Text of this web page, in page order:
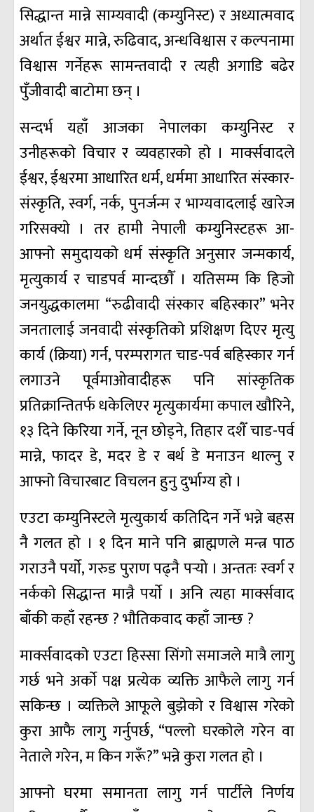
सिद्धान्त मान्ने साम्यवादी (कम्युनिस्ट) र अध्यात्मवाद
अर्थात ईश्वर मान्ने, रुढिवाद, अन्धविश्वास र कल्पनामा
विश्वास गर्नेहरू सामन्तवादी र त्यही अगाडि बढेर
पुँजीवादी बाटाेमा छन् ।
सन्दर्भ यहाँ आजका नेपालका कम्युनिस्ट र
उनीहरूकाे विचार र व्यवहारकाे हाे । मार्क्सवादले
ईश्वर, ईश्वरमा आधारित धर्म, धर्ममा आधारित संस्कार-
संस्कृति, स्वर्ग, नर्क, पुनर्जन्म र भाग्यवादलाई खारेज
गरिसक्याे । तर हामी नेपाली कम्युनिस्टहरू आ-
आफ्नाे समुदायकाे धर्म संस्कृति अनुसार जन्मकार्य,
मृत्युकार्य र चाडपर्व मान्दछाैँ । यतिसम्म कि हिजाे
जनयुद्धकालमा “रुढीवादी संस्कार बहिस्कार” भनेर
जनतालाई जनवादी संस्कृतिकाे प्रशिक्षण दिएर मृत्यु
कार्य (क्रिया) गर्न, परम्परागत चाड-पर्व बहिस्कार गर्न
लगाउने पूर्वमाओवादीहरू पनि सांस्कृतिक
प्रतिक्रान्तितर्फ धकेलिएर मृत्युकार्यमा कपाल खाैरिने,
१३ दिने किरिया गर्ने, नून छाेड्ने, तिहार दशैँ चाड-पर्व
मान्ने, फादर डे, मदर डे र बर्थ डे मनाउन थाल्नु र
आफ्नाे विचारबाट विचलन हुनु दुर्भाग्य हाे ।
एउटा कम्युनिस्टले मृत्युकार्य कतिदिन गर्ने भन्ने बहस
नै गलत हाे । १ दिन माने पनि ब्राह्मणले मन्त्र पाठ
गराउनै पर्याे, गरुड पुराण पढ्नै पर्‍यो । अन्ततः स्वर्ग र
नर्ककाे सिद्धान्त मान्नै पर्याे । अनि त्यहा मार्क्सवाद
बाँकी कहाँ रहन्छ ? भाैतिकवाद कहाँ जान्छ ?
मार्क्सवादकाे एउटा हिस्सा सिंगाे समाजले मात्रै लागु
गर्छ भने अर्काे पक्ष प्रत्येक व्यक्ति आफैले लागु गर्न
सकिन्छ । व्यक्तिले आफूले बुझेकाे र विश्वास गरेकाे
कुरा आफै लागु गर्नुपर्छ, “पल्लाे घरकाेले गरेन वा
नेताले गरेन, म किन गरूँ?” भन्ने कुरा गलत हाे ।
आफ्नाे घरमा समानता लागु गर्न पार्टीले निर्णय